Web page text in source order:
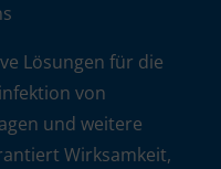
Lösungen für die
von
und weitere
Wirksamkeit,